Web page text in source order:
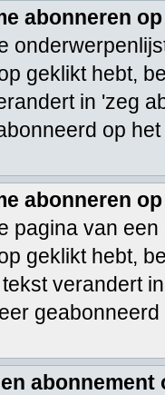
abonneren
geklikt hebt,
in 'zeg
op
abonneren
pagina van
geklikt hebt,
verandert
abonnement